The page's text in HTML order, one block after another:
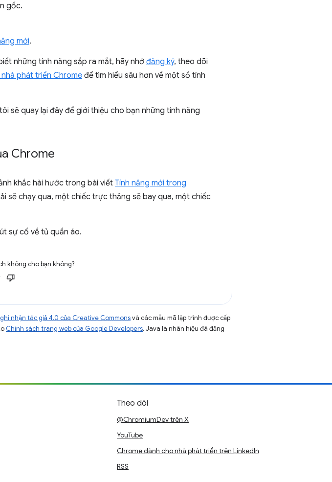
gốc.
mới.
những tính năng sắp ra mắt, hãy nhớ đăng ký, theo dõi
phát triển Chrome để tìm hiểu sâu hơn về một số tính
sẽ quay lại đây để giới thiệu cho bạn những tính năng
Chrome
khắc hài hước trong bài viết Tính năng mới trong
sẽ chạy qua, một chiếc trực thăng sẽ bay qua, một chiếc
sự cố về tủ quần áo.
không cho bạn không?
nhận tác giả 4.0 của Creative Commonsvà các mẫu mã lập trình được cấp
Chính sách trang web của Google Developers. Java là nhãn hiệu đã đăng
Theo dõi
@ChromiumDev trên X
YouTube
Chrome dành cho nhà phát triển trên LinkedIn
RSS